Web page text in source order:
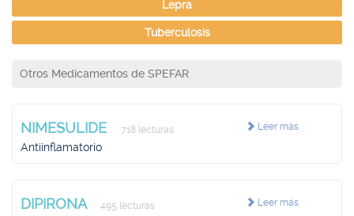
Lepra
Tuberculosis
Otros Medicamentos de SPEFAR
Leer más
NIMESULIDE 718 lecturas
Antiinflamatorio
Leer más
DIPIRONA 495 lecturas